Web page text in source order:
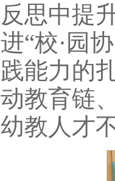
反思中提
进“校·园
践能力的
动教育链
幼教人才